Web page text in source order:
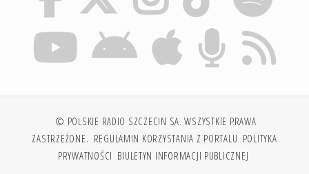
© POLSKIE RADIO SZCZECIN SA. WSZYSTKIE PRAWA
ZASTRZEŻONE. REGULAMIN KORZYSTANIA Z PORTALU POLITYKA
PRYWATNOŚCI BIULETYN INFORMACJI PUBLICZNEJ